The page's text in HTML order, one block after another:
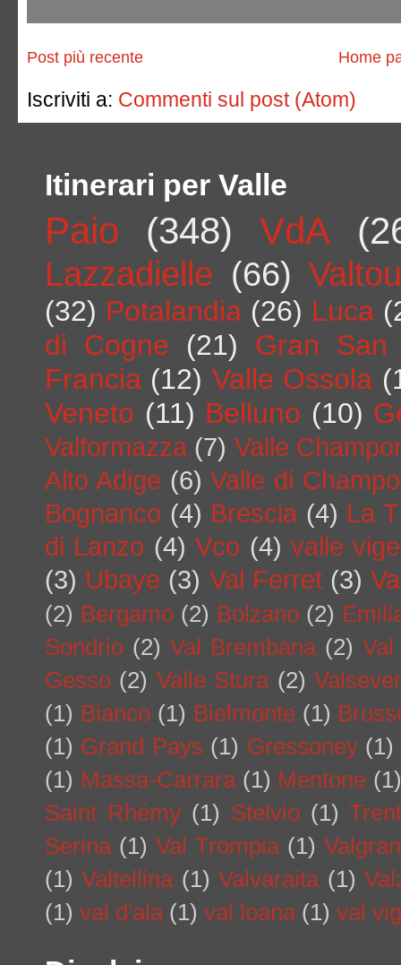
Post più recente Home
Iscriviti a: Commenti sul post (Atom)
Itinerari per Valle
Paio (348) VdA
Lazzadielle (66)
(32) Potalandia (26) Luca
di Cogne
(21)
Gran San
Francia (12) Valle Ossola
Veneto (11) Belluno (10)
Valformazza (7) Valle
Alto Adige (6) Valle di
Bognanco (4) Brescia (4) La
di Lanzo (4) Vco (4) valle
(3) Ubaye (3) Val Ferret (3)
(2) Bergamo (2) Bolzano (2)
Sondrio (2) Val Brembana (2)
Gesso (2) Valle Stura (2)
(1) Bianco (1) Bielmonte (1)
(1) Grand Pays (1) Gressoney (1)
(1) Massa-Carrara (1) Mentone
Saint Rhémy (1) Stelvio (1)
Serina (1) Val Trompia (1)
(1) Valtellina (1) Valvaraita (1)
(1) val d'ala (1) val loana (1) val